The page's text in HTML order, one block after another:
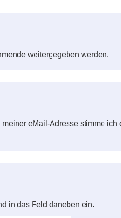
weitergegeben werden.
eMail-Adresse stimme ich
in das Feld daneben ein.